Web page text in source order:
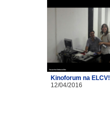
Kinoforum na ELCV!
12/04/2016